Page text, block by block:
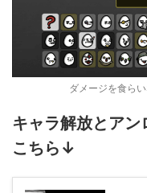
ダメージを食ら
キャラ解放とア
こちら↓